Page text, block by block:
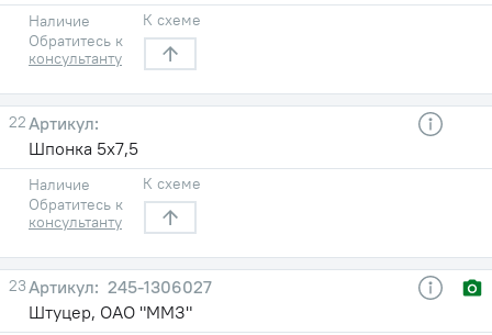
Наличие
Обратитесь к
консультанту
К схеме
22
Шпонка 5х7,5
Наличие
Обратитесь к
консультанту
К схеме
23
245-1306027
Штуцер, ОАО "ММЗ"